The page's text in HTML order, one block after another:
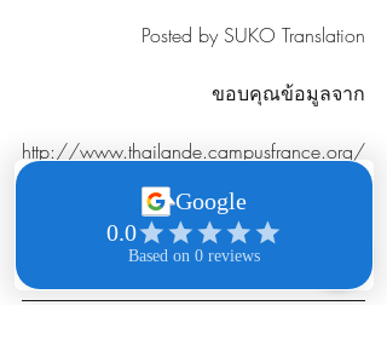
Posted by SUKO Translation
ขอบคุณข้อมูลจาก
http://www.thailande.campusfrance.org/
http://www.francothai-
science.com/scholarships/home